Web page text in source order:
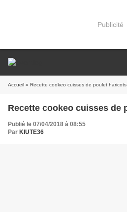
Publicité
Accueil » Recette cookeo cuisses de poulet
Recette cookeo cuisses de
Publié le 07/04/2018 à 08:55
Par KIUTE36